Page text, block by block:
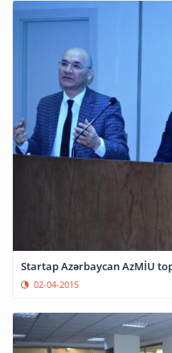
Startap Azərbaycan AzMİU
02-04-2015